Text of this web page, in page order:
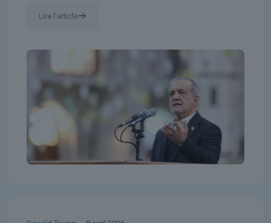
Lire l'article